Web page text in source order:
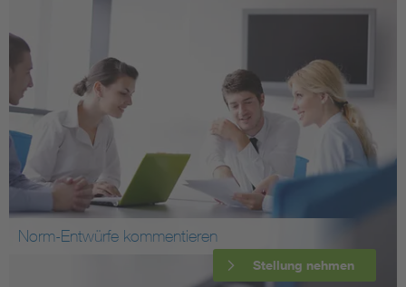
Norm-Entwürfe kommentieren
Stellung nehmen